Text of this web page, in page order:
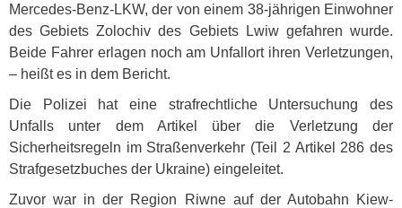
Mercedes-Benz-LKW, der von einem 38-jährigen Einwohner
des Gebiets Zolochiv des Gebiets Lwiw gefahren wurde.
Beide Fahrer erlagen noch am Unfallort ihren Verletzungen,
– heißt es in dem Bericht.
Die Polizei hat eine strafrechtliche Untersuchung des
Unfalls unter dem Artikel über die Verletzung der
Sicherheitsregeln im Straßenverkehr (Teil 2 Artikel 286 des
Strafgesetzbuches der Ukraine) eingeleitet.
Zuvor war in der Region Riwne auf der Autobahn Kiew-